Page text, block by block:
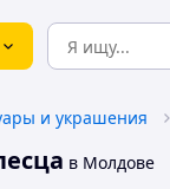
и украшения
в Молдове